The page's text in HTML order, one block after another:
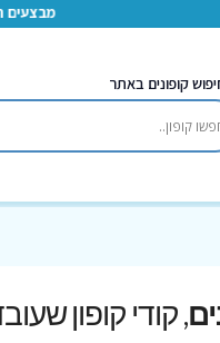
מבצעים חמים
קופונים באתר
, קודי קופון